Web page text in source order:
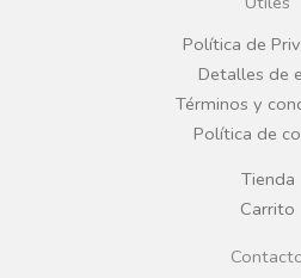
o
k
Política de
Detalles de
Términos y
Política de
Tienda
Carrito